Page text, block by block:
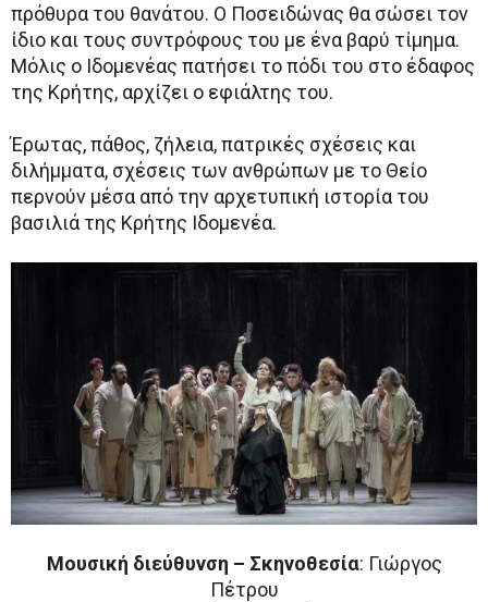
πρόθυρα του θανάτου. Ο Ποσειδώνας θα σώσει τον
ίδιο και τους συντρόφους του με ένα βαρύ τίμημα.
Μόλις ο Ιδομενέας πατήσει το πόδι του στο έδαφος
της Κρήτης, αρχίζει ο εφιάλτης του.
Έρωτας, πάθος, ζήλεια, πατρικές σχέσεις και
διλήμματα, σχέσεις των ανθρώπων με το Θείο
περνούν μέσα από την αρχετυπική ιστορία του
βασιλιά της Κρήτης Ιδομενέα.
Μουσική διεύθυνση – Σκηνοθεσία: Γιώργος
Πέτρου